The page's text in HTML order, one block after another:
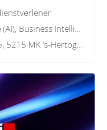
rondom data,
Artificial Intelligence (AI), Business Intelligence , Data, Projectmanagement, Service Provider, Wetgeving, Overig
Het Sterrenbeeld 55, 5215 MK 's-Hertogenbosch, Nederland